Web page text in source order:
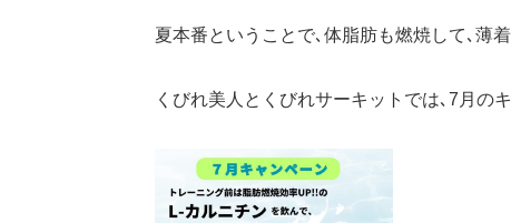
夏本番ということで､体脂肪も燃焼して､薄
くびれ美人とくびれサーキットでは､7月の